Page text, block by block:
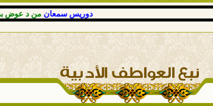
دوريس سمعان من د عوض بديوي